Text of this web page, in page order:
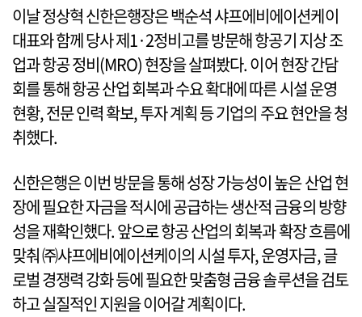
이날 정상혁 신한은행장은 백순석 샤프에비에이션케이
대표와 함께 당사 제1·2정비고를 방문해 항공기 지상 조
업과 항공 정비(MRO) 현장을 살펴봤다. 이어 현장 간담
회를 통해 항공 산업 회복과 수요 확대에 따른 시설 운영
현황, 전문 인력 확보, 투자 계획 등 기업의 주요 현안을 청
취했다.
신한은행은 이번 방문을 통해 성장 가능성이 높은 산업 현
장에 필요한 자금을 적시에 공급하는 생산적 금융의 방향
성을 재확인했다. 앞으로 항공 산업의 회복과 확장 흐름에
맞춰 ㈜샤프에비에이션케이의 시설 투자, 운영자금, 글
로벌 경쟁력 강화 등에 필요한 맞춤형 금융 솔루션을 검토
하고 실질적인 지원을 이어갈 계획이다.